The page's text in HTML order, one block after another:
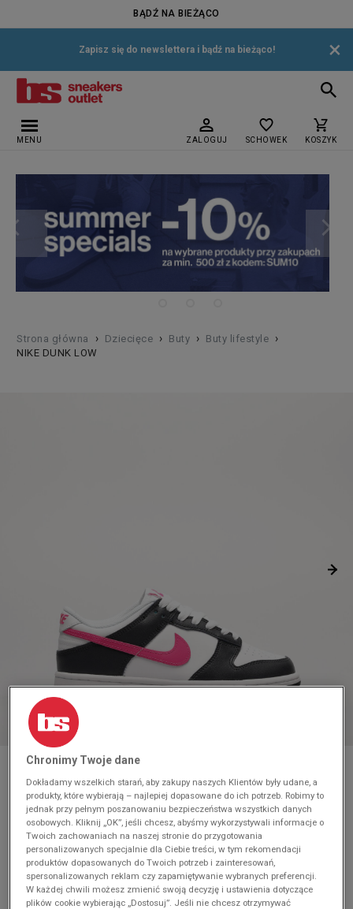
BĄDŹ NA BIEŻĄCO
Zapisz się do newslettera i bądź na bieżąco! ×
MENU ZALOGUJ SCHOWEK KOSZYK
Strona główna › Dziecięce › Buty › Buty lifestyle ›
NIKE DUNK LOW
* Zdjęcie poglądowe
NIKE DUNK LOW
Produkt pochodzi z końcówek aktualnych kolekcji, ubiegłych
sezonów lub z ekspozycji.Szczegóły.
449,99 zł cena rekomendowana przez producenta
239,99 zł
Chronimy Twoje dane
Dokładamy wszelkich starań, aby zakupy naszych Klientów były udane, a
produkty, które wybierają – najlepiej dopasowane do ich potrzeb. Robimy to
jednak przy pełnym poszanowaniu bezpieczeństwa wszystkich danych
osobowych. Kliknij „OK”, jeśli chcesz, abyśmy wykorzystywali informacje o
Twoich zachowaniach na naszej stronie do przygotowania
personalizowanych specjalnie dla Ciebie treści, w tym rekomendacji
produktów dopasowanych do Twoich potrzeb i zainteresowań,
spersonalizowanych reklam czy zapamiętywanie wybranych preferencji.
W każdej chwili możesz zmienić swoją decyzję i ustawienia dotyczące
plików cookie wybierając „Dostosuj”. Jeśli nie chcesz otrzymywać